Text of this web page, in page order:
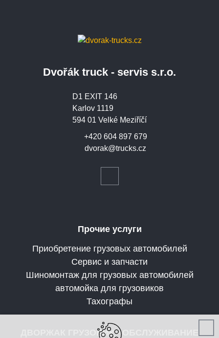
Dvořák truck - servis s.r.o.
dvorak@trucks.cz
+420 604 897 679
D1 EXIT 146
Karlov 1119
594 01 Velké Meziříčí
Прочие услуги
Приобретение грузовых автомобилей
Сервис и запчасти
Шиномонтаж для грузовых автомобилей
автомойка для грузовиков
Тахографы
ДВОРЖАК ГРУЗОВИК - ОБСЛУЖИВАНИЕ